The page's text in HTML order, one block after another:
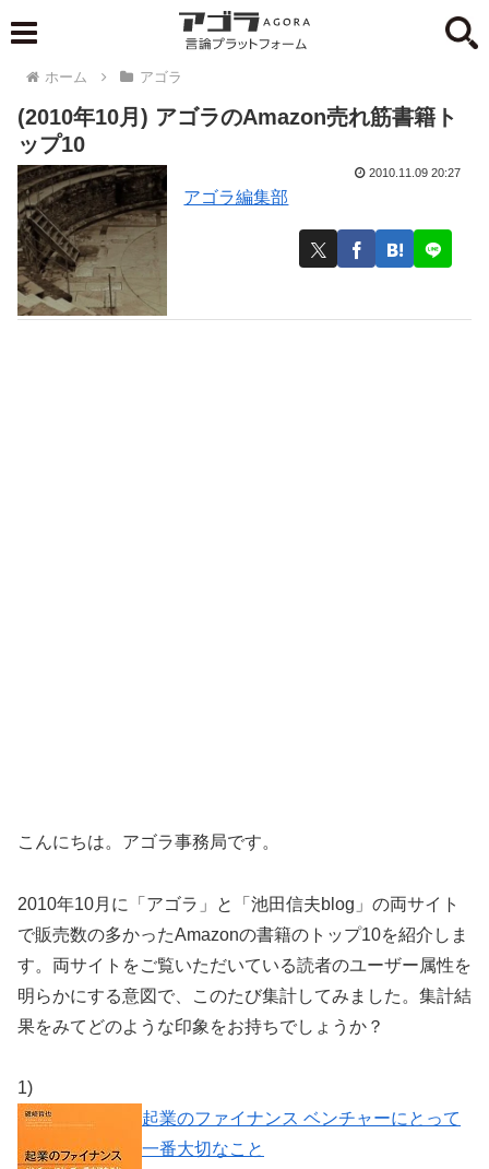
ホーム アゴラ
(2010年10月) アゴラのAmazon売れ筋書籍ト
ップ10
アゴラ編集部
2010.11.09 20:27
こんにちは。アゴラ事務局です。
2010年10月に「アゴラ」と「池田信夫blog」の両サイト
で販売数の多かったAmazonの書籍のトップ10を紹介しま
す。両サイトをご覧いただいている読者のユーザー属性を
明らかにする意図で、このたび集計してみました。集計結
果をみてどのような印象をお持ちでしょうか？
1)
起業のファイナンス ベンチャーにとって
一番大切なこと